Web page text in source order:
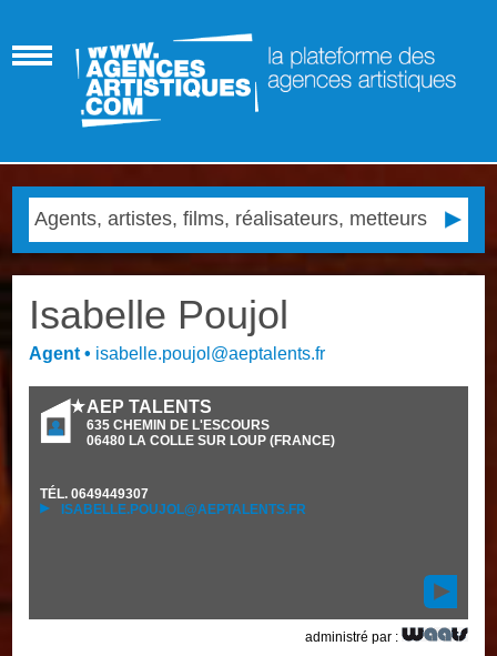
Isabelle Poujol
Agent • isabelle.poujol@aeptalents.fr
AEP TALENTS
635 CHEMIN DE L'ESCOURS
06480 LA COLLE SUR LOUP (FRANCE)
TÉL.0649449307
ISABELLE.POUJOL@AEPTALENTS.FR
administré par :